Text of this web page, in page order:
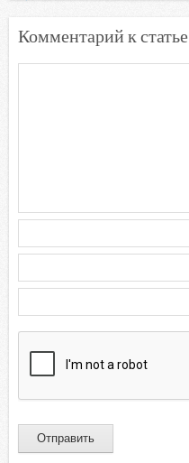
Комментарий к статье